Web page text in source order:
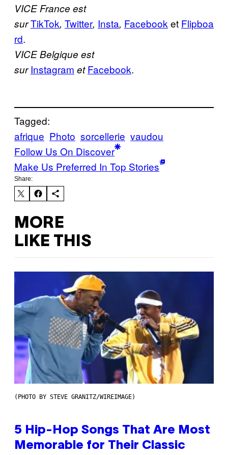
VICE France est
surTikTok, Twitter, Insta, Facebook et Flipboa
rd.
VICE Belgique est
sur Instagram et Facebook.
Tagged:
afrique Photo sorcellerie vaudou
Follow Us On Discover
Make Us Preferred In Top Stories
Share:
MORE
LIKE THIS
(PHOTO BY STEVE GRANITZ/WIREIMAGE)
5 Hip-Hop Songs That Are Most
Memorable for Their Classic